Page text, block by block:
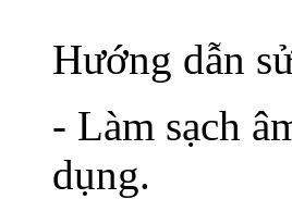
Hướng dẫn
- Làm sạch
dụng.